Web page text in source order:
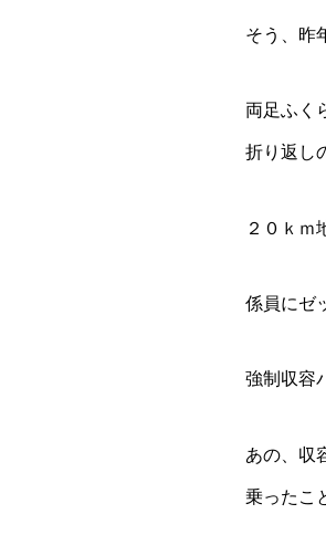
そう、昨
両足ふく
折り返し
２０ｋｍ
係員にゼ
強制収容
あの、収
乗ったこ